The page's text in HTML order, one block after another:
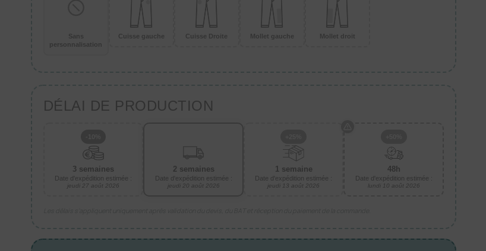
Sans
personnalisation
Cuisse gauche Cuisse Droite Mollet gauche Mollet droit
DÉLAI DE PRODUCTION
3 semaines
Date d'expédition estimée :
jeudi 27 août 2026
2 semaines
Date d'expédition estimée :
jeudi 20 août 2026
1 semaine
Date d'expédition estimée :
jeudi 13 août 2026
48h
Date d'expédition estimée :
lundi 10 août 2026